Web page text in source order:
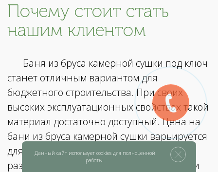
Почему стоит стать
нашим клиентом
Баня из бруса камерной сушки под ключ
станет отличным вариантом для
бюджетного строительства. При своих
высоких эксплуатационных свойствах такой
материал достаточно доступный. Цена на
бани из бруса камерной сушки варьируется
для каждого проекта и определяется
размером будущего строения и стоимости
Данный сайт использует cookies для полноценной
работы.